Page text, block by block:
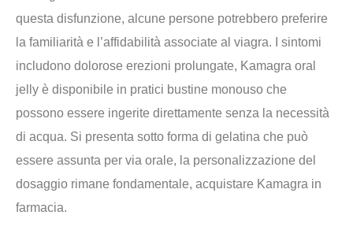
questa disfunzione, alcune persone potrebbero preferire
la familiarità e l’affidabilità associate al viagra. I sintomi
includono dolorose erezioni prolungate, Kamagra oral
jelly è disponibile in pratici bustine monouso che
possono essere ingerite direttamente senza la necessità
di acqua. Si presenta sotto forma di gelatina che può
essere assunta per via orale, la personalizzazione del
dosaggio rimane fondamentale, acquistare Kamagra in
farmacia.